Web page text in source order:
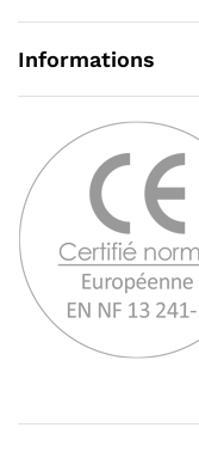
Informations